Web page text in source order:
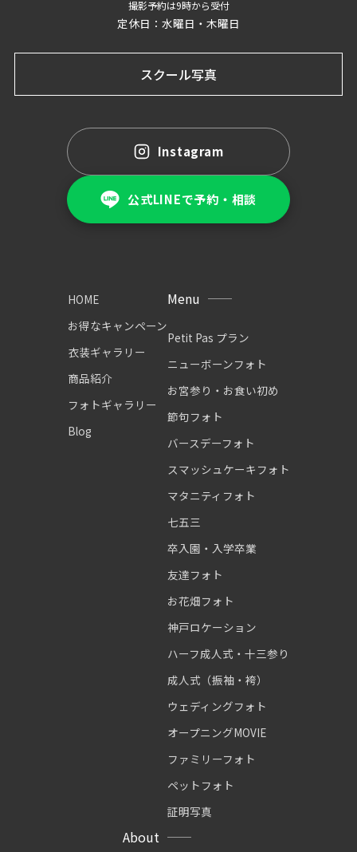
撮影予約は9時から受付
定休日：水曜日・木曜日
スクール写真
Instagram
公式LINEで予約・相談
HOME
お得なキャンペーン
衣装ギャラリー
商品紹介
フォトギャラリー
Blog
Menu
Petit Pas プラン
ニューボーンフォト
お宮参り・お食い初め
節句フォト
バースデーフォト
スマッシュケーキフォト
マタニティフォト
七五三
卒入園・入学卒業
友達フォト
お花畑フォト
神戸ロケーション
ハーフ成人式・十三参り
成人式（振袖・袴）
ウェディングフォト
オープニングMOVIE
ファミリーフォト
ペットフォト
証明写真
About